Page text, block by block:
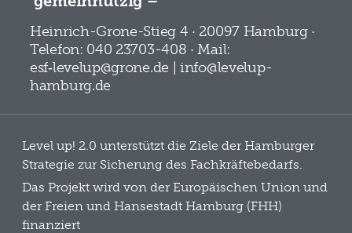
Heinrich-Grone-Stieg 4 · 20097 Hamburg ·
Telefon: 040 23703-408 · Mail:
esf‑levelup@grone.de | info@levelup-
hamburg.de
Level up! 2.0 unterstützt die Ziele der Hamburger
Strategie zur Sicherung des Fachkräftebedarfs.
Das Projekt wird von der Europäischen Union und
der Freien und Hansestadt Hamburg (FHH)
finanziert